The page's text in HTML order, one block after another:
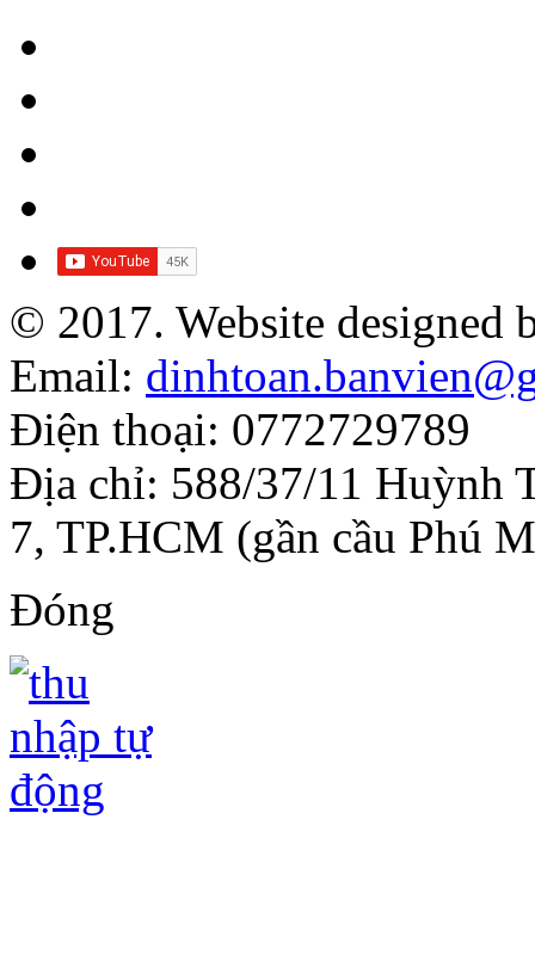
© 2017. Website designed
Email:
Điện thoại: 0772729789
Địa chỉ: 588/37/11 Huỳnh
7, TP.HCM (gần cầu Phú
Đóng